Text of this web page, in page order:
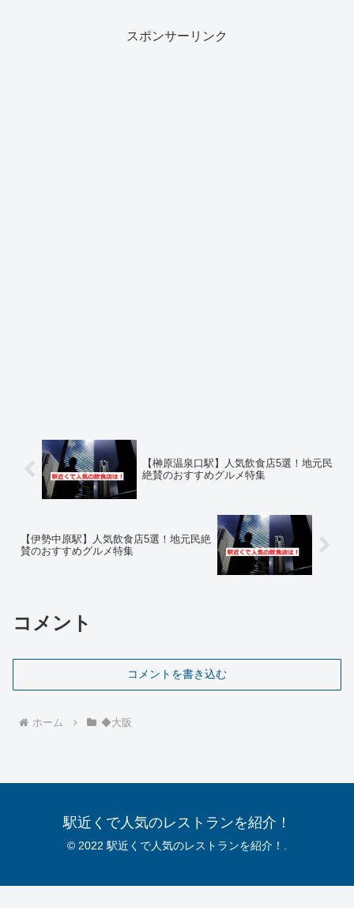
スポンサーリンク
【榊原温泉口駅】人気飲食店5選！地元民
絶賛のおすすめグルメ特集
【伊勢中原駅】人気飲食店5選！地元民絶
賛のおすすめグルメ特集
コメント
コメントを書き込む
ホーム ◆大阪
駅近くで人気のレストランを紹介！
© 2022 駅近くで人気のレストランを紹介！.